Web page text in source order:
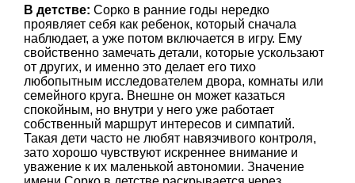
В детстве: Сорко в ранние годы нередко
проявляет себя как ребенок, который сначала
наблюдает, а уже потом включается в игру. Ему
свойственно замечать детали, которые ускользают
от других, и именно это делает его тихо
любопытным исследователем двора, комнаты или
семейного круга. Внешне он может казаться
спокойным, но внутри у него уже работает
собственный маршрут интересов и симпатий.
Такая дети часто не любят навязчивого контроля,
зато хорошо чувствуют искреннее внимание и
уважение к их маленькой автономии. Значение